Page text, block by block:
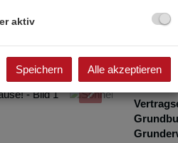
aktiv
Speichern Alle akzeptieren